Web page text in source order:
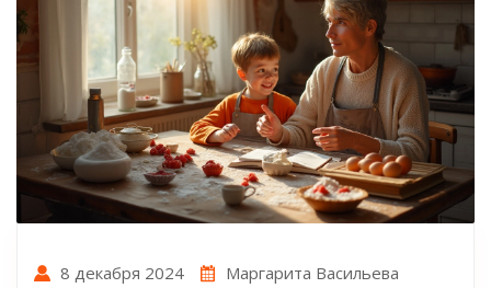
8 декабря 2024 Маргарита Васильева